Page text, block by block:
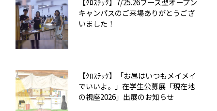
キャンパスのご来場ありがとうござ
いました！
【ｸﾛｽﾃｯｸ】「お昼はいつもメイメイ
でいいよ。」在学生公募展「現在地
の視座2026」出展のお知らせ